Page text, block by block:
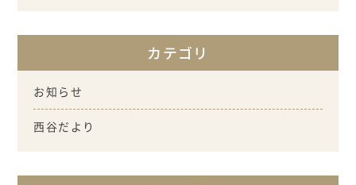
カテゴリ
お知らせ
西谷だより